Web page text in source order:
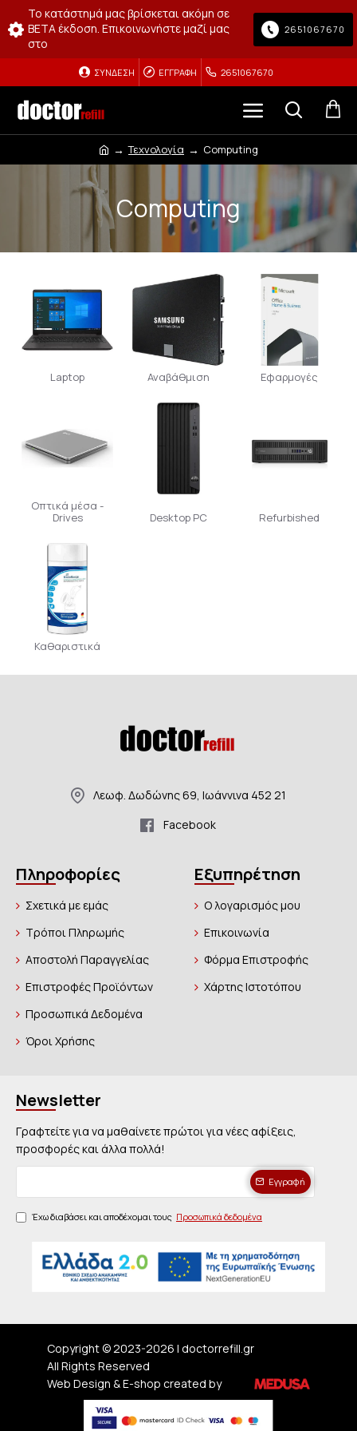
Το κατάστημά μας βρίσκεται ακόμη σε
BETA έκδοση. Επικοινωνήστε μαζί μας
στο
2651067670
ΣΎΝΔΕΣΗ ΕΓΓΡΑΦΉ 2651067670
Τεχνολογία Computing
Computing
Laptop Αναβάθμιση Εφαρμογές
Οπτικά μέσα -
Drives
Desktop PC Refurbished
Καθαριστικά
Λεωφ. Δωδώνης 69, Ιωάννινα 452 21
Facebook
Πληροφορίες
Σχετικά με εμάς
Τρόποι Πληρωμής
Αποστολή Παραγγελίας
Επιστροφές Προϊόντων
Προσωπικά Δεδομένα
Όροι Χρήσης
Εξυπηρέτηση
Ο λογαρισμός μου
Επικοινωνία
Φόρμα Επιστροφής
Χάρτης Ιστοτόπου
Newsletter
Γραφτείτε για να μαθαίνετε πρώτοι για νέες αφίξεις,
προσφορές και άλλα πολλά!
Εγγραφή
Έχω διαβάσει και αποδέχομαι τους Προσωπικά δεδομένα
Copyright © 2023-2026 | doctorrefill.gr
All Rights Reserved
Web Design & E-shop created by